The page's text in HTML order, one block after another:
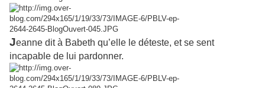
Jeanne dit à Babeth qu’elle le déteste, et se sent
incapable de lui pardonner.